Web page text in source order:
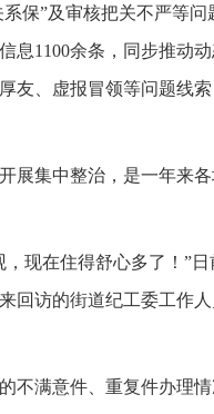
保”及审核把关不严等
息1100余条，同步推动
友、虚报冒领等问题线
展集中整治，是一年来
现在住得舒心多了！”
回访的街道纪工委工作
不满意件、重复件办理